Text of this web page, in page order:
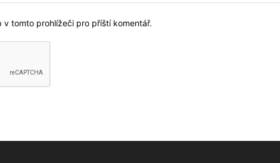
v tomto prohlížeči pro příští komentář.